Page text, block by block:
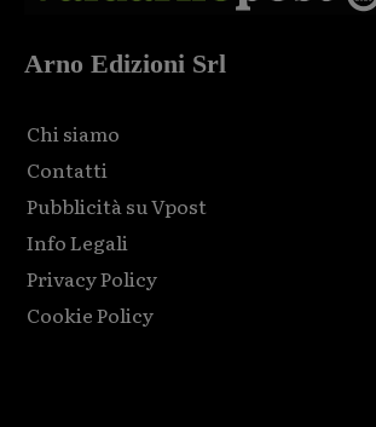
Arno Edizioni Srl
Chi siamo
Contatti
Pubblicità su Vpost
Info Legali
Privacy Policy
Cookie Policy